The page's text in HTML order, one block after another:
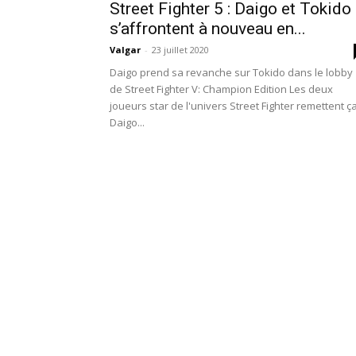
Street Fighter 5 : Daigo et Tokido
s’affrontent à nouveau en...
Valgar - 23 juillet 2020
Daigo prend sa revanche sur Tokido dans le lobby
de Street Fighter V: Champion Edition Les deux
joueurs star de l'univers Street Fighter remettent
Daigo...